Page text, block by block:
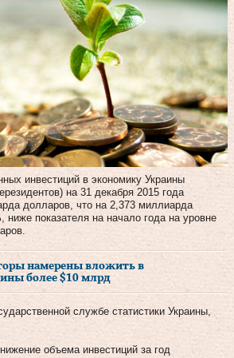
инвестиций в экономику Украины
на 31 декабря 2015 года
долларов, что на 2,373 миллиарда
ниже показателя на начало года на уровне
намерены вложить в
более $10 млрд
службе статистики Украины,
объема инвестиций за год